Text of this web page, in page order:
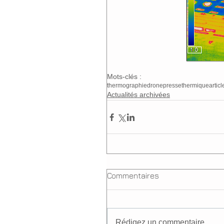
Mots-clés :
thermographiedronepressethermique
Actualités archivées
Commentaires